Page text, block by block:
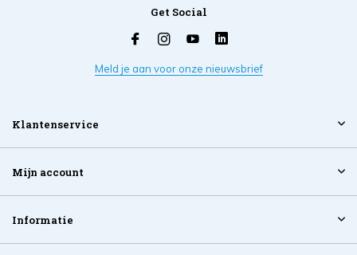
Get Social
Meld je aan voor onze nieuwsbrief
Klantenservice
Mijn account
Informatie